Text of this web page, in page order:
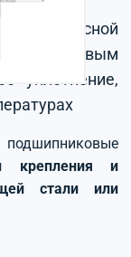
корпусной
уплотнение,
крепления и
стали или